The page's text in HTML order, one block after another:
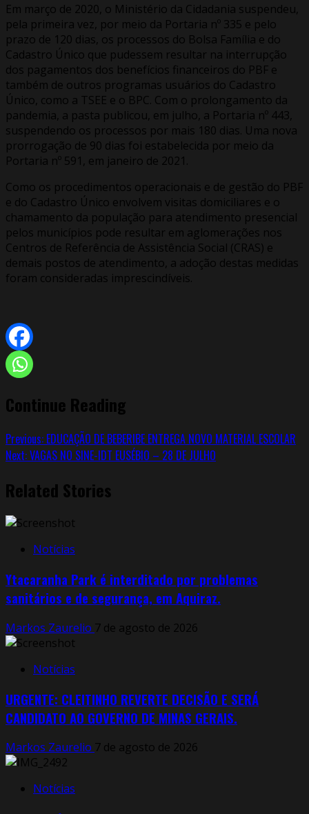
Em março de 2020, o Ministério da Cidadania suspendeu,
pela primeira vez, por meio da Portaria nº 335 e pelo
prazo de 120 dias, os processos do Bolsa Família e do
Cadastro Único que pudessem resultar na interrupção
dos pagamentos dos benefícios financeiros do PBF e
também de outros programas usuários do Cadastro
Único, como a TSEE e o BPC. Com o prolongamento da
pandemia, a pasta publicou, em julho, a Portaria nº 443,
suspendendo os processos por mais 180 dias. Uma nova
prorrogação de 90 dias foi estabelecida por meio da
Portaria nº 591, em janeiro de 2021.
Como os procedimentos operacionais e de gestão do PBF
e do Cadastro Único envolvem visitas domiciliares e o
chamamento da população para atendimento presencial
pelos municípios pode resultar em aglomerações nos
Centros de Referência de Assistência Social (CRAS) e
demais postos de atendimento, a adoção destas medidas
foram consideradas imprescindíveis.
Continue Reading
Previous: EDUCAÇÃO DE BEBERIBE ENTREGA NOVO MATERIAL ESCOLAR
Next:VAGAS NO SINE-IDT EUSÉBIO – 28 DE JULHO
Related Stories
Notícias
Ytacaranha Park é interditado por problemas
sanitários e de segurança, em Aquiraz.
Markos Zaurelio 7 de agosto de 2026
Notícias
URGENTE: CLEITINHO REVERTE DECISÃO E SERÁ
CANDIDATO AO GOVERNO DE MINAS GERAIS.
Markos Zaurelio 7 de agosto de 2026
Notícias